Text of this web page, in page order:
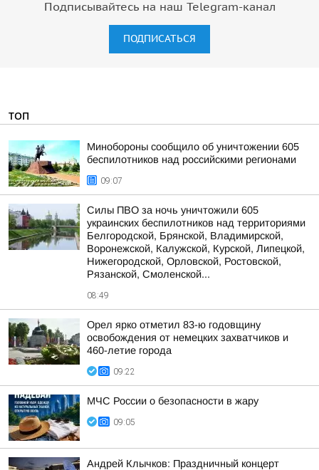
Подписывайтесь на наш Telegram-канал
ПОДПИСАТЬСЯ
ТОП
Минобороны сообщило об уничтожении 605
беспилотников над российскими регионами
09:07
Силы ПВО за ночь уничтожили 605
украинских беспилотников над территориями
Белгородской, Брянской, Владимирской,
Воронежской, Калужской, Курской, Липецкой,
Нижегородской, Орловской, Ростовской,
Рязанской, Смоленской...
08:49
Орел ярко отметил 83-ю годовщину
освобождения от немецких захватчиков и
460-летие города
09:22
МЧС России о безопасности в жару
09:05
Андрей Клычков: Праздничный концерт